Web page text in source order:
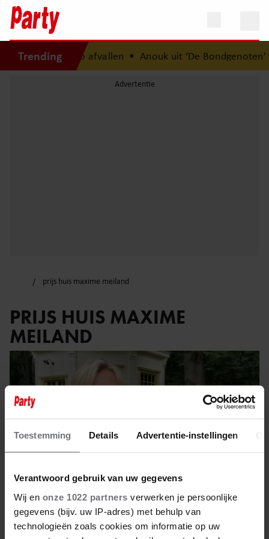
Toestemming Details Advertentie-instellingen
Verantwoord gebruik van uw gegevens
Wij en onze 1022 partners verwerken je persoonlijke
gegevens (bijv. uw IP-adres) met behulp van
technologieën zoals cookies om informatie op uw
Trending
na 14 kilo afvallen•Anouk uit ‘De Bondgenoten’
prijs huis maxime meiland
PRIJS HUIS MAXIME
MEILAND